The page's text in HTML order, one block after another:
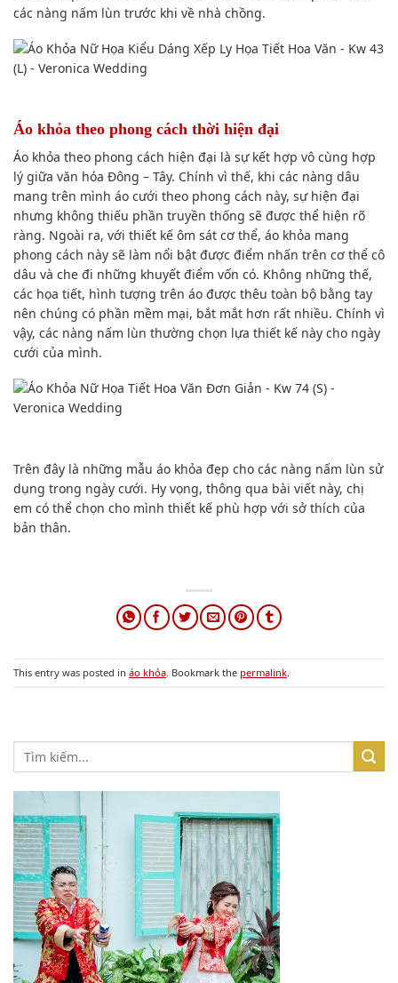
các nàng nấm lùn trước khi về nhà chồng.
Áo khỏa theo phong cách thời hiện đại
Áo khỏa theo phong cách hiện đại là sự kết hợp vô cùng hợp
lý giữa văn hóa Đông – Tây. Chính vì thế, khi các nàng dâu
mang trên mình áo cưới theo phong cách này, sự hiện đại
nhưng không thiếu phần truyền thống sẽ được thể hiện rõ
ràng. Ngoài ra, với thiết kế ôm sát cơ thể, áo khỏa mang
phong cách này sẽ làm nổi bật được điểm nhấn trên cơ thể cô
dâu và che đi những khuyết điểm vốn có. Không những thế,
các họa tiết, hình tượng trên áo được thêu toàn bộ bằng tay
nên chúng có phần mềm mại, bắt mắt hơn rất nhiều. Chính vì
vậy, các nàng nấm lùn thường chọn lựa thiết kế này cho ngày
cưới của mình.
Trên đây là những mẫu áo khỏa đẹp cho các nàng nấm lùn sử
dụng trong ngày cưới. Hy vọng, thông qua bài viết này, chị
em có thể chọn cho mình thiết kế phù hợp với sở thích của
bản thân.
This entry was posted in áo khỏa. Bookmark the permalink.